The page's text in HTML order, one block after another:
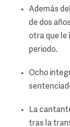
Además
de dos
otra que le
periodo.
Ocho
La
tras la